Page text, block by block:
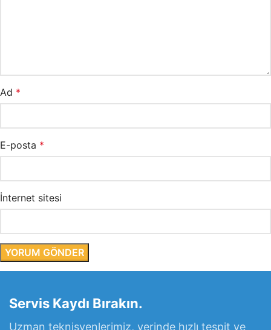
Ad *
E-posta *
İnternet sitesi
Servis Kaydı Bırakın.
Uzman teknisyenlerimiz, yerinde hızlı tespit ve